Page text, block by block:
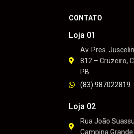
CONTATO
Loja 01
Av. Pres.
812 – Cruzeiro,
PB
(83) 987022819
Loja 02
Rua João
Campina Grande